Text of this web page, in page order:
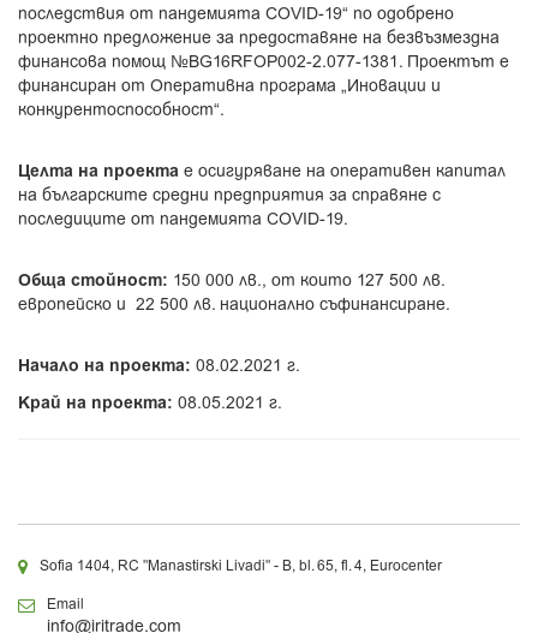
последствия от пандемията COVID-19“ по одобрено
проектно предложение за предоставяне на безвъзмездна
финансова помощ №BG16RFOP002-2.077-1381. Проектът е
финансиран от Оперативна програма „Иновации и
конкурентоспособност“.
Целта на проекта е осигуряване на оперативен капитал
на българските средни предприятия за справяне с
последиците от пандемията COVID-19.
Обща стойност: 150 000 лв., от които 127 500 лв.
европейско и 22 500 лв. национално съфинансиране.
Начало на проекта: 08.02.2021 г.
Край на проекта: 08.05.2021 г.
Sofia 1404, RC "Manastirski Livadi" - B, bl. 65, fl. 4, Eurocenter
Email
info@iritrade.com